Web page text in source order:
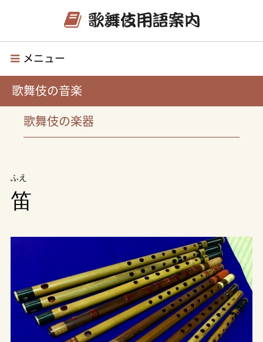
メニュー
歌舞伎の音楽
歌舞伎の楽器
ふえ
笛